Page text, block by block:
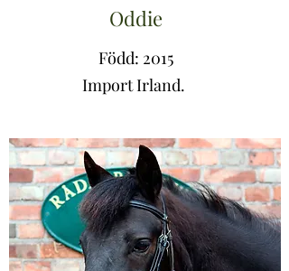
Oddie
Född: 2015
Import Irland.